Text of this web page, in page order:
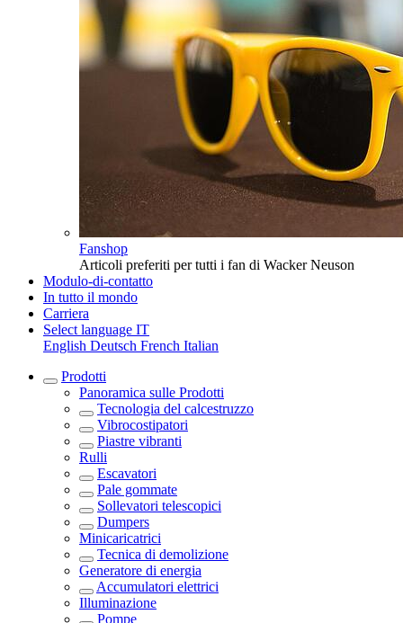
Fanshop
Articoli preferiti per tutti i fan di Wacker Neuson
Modulo-di-contatto
In tutto il mondo
Carriera
Select language IT
English Deutsch French Italian
Prodotti
Panoramica sulle Prodotti
Tecnologia del calcestruzzo
Vibrocostipatori
Piastre vibranti
Rulli
Escavatori
Pale gommate
Sollevatori telescopici
Dumpers
Minicaricatrici
Tecnica di demolizione
Generatore di energia
Accumulatori elettrici
Illuminazione
Pompe